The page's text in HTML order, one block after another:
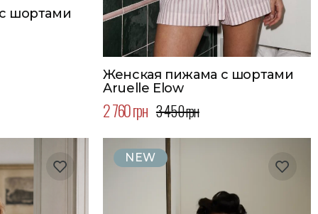
шортами
Женская пижама с шортами
Aruelle Elow
2 760 грн 3 450 грн
NEW